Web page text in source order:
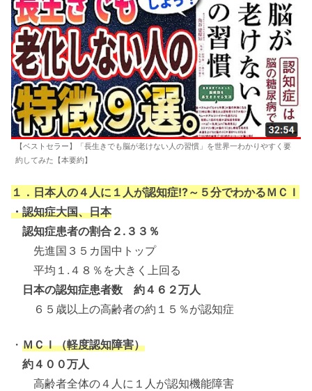
【ベストセラー】「長生きでも脳が老けない人の習慣」を世界一わかりやすく要
約してみた【本要約】
１．日本人の４人に１人が認知症!?～５分でわかるＭＣＩ
・認知症大国、日本
認知症患者の割合２.３３％
先進国３５カ国中トップ
平均１.４８％を大きく上回る
日本の認知症患者数 約４６２万人
６５歳以上の高齢者の約１５％が認知症
・ ＭＣＩ（軽度認知障害）
約４００万人
高齢者全体の４人に１人が認知機能障害